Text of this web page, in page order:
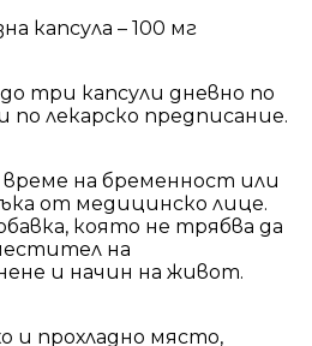
капсула – 100 мг
три капсули дневно по
по лекарско предписание.
време на бременност или
от медицинско лице.
която не трябва да
на
и начин на живот.
и прохладно място,